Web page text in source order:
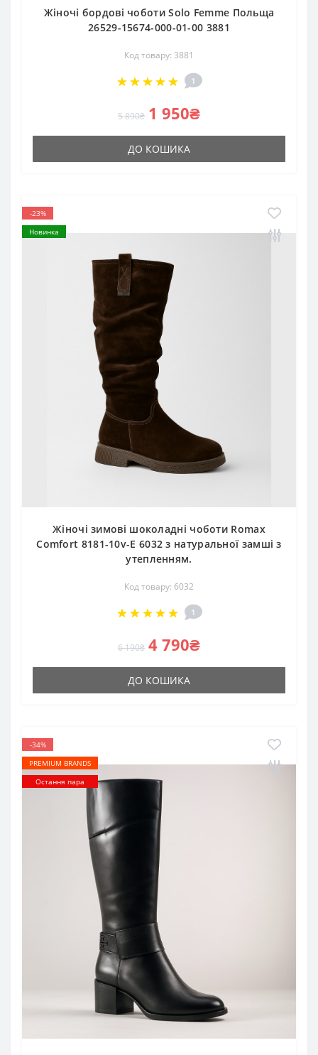
Жіночі бордові чоботи Solo Femme Польща
26529-15674-000-01-00 3881
Код товару: 3881
1
5 890₴ 1 950₴
ДО КОШИКА
-23%
Новинка
Жіночі зимові шоколадні чоботи Romax
Comfort 8181-10v-E 6032 з натуральної замші з
утепленням.
Код товару: 6032
1
6 190₴ 4 790₴
ДО КОШИКА
-34%
PREMIUM BRANDS
Остання пара